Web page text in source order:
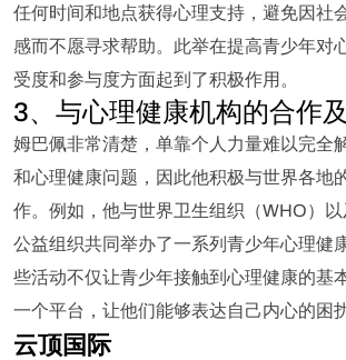
任何时间和地点获得心理支持，避免因社
感而不愿寻求帮助。此举在提高青少年对
受度和参与度方面起到了积极作用。
3、与心理健康机构的合作
姆巴佩非常清楚，单靠个人力量难以完全
和心理健康问题，因此他积极与世界各地
作。例如，他与世界卫生组织（WHO）
公益组织共同举办了一系列青少年心理健
些活动不仅让青少年接触到心理健康的基
一个平台，让他们能够表达自己内心的困扰
云顶国际